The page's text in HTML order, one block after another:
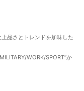
品さとトレンドを加味した
WORK/SPORT”か